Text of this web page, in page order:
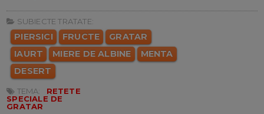
SUBIECTE TRATATE:
PIERSICI FRUCTE
GRATAR
IAURT
MIERE DE ALBINE
MENTA
DESERT
TEMA:
RETETE
SPECIALE DE
GRATAR